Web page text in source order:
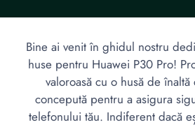
Bine ai venit în ghidul nostru
huse pentru Huawei P30 Pro!
valoroasă cu o husă de înaltă
concepută pentru a asigura
telefonului tău. Indiferent dacă